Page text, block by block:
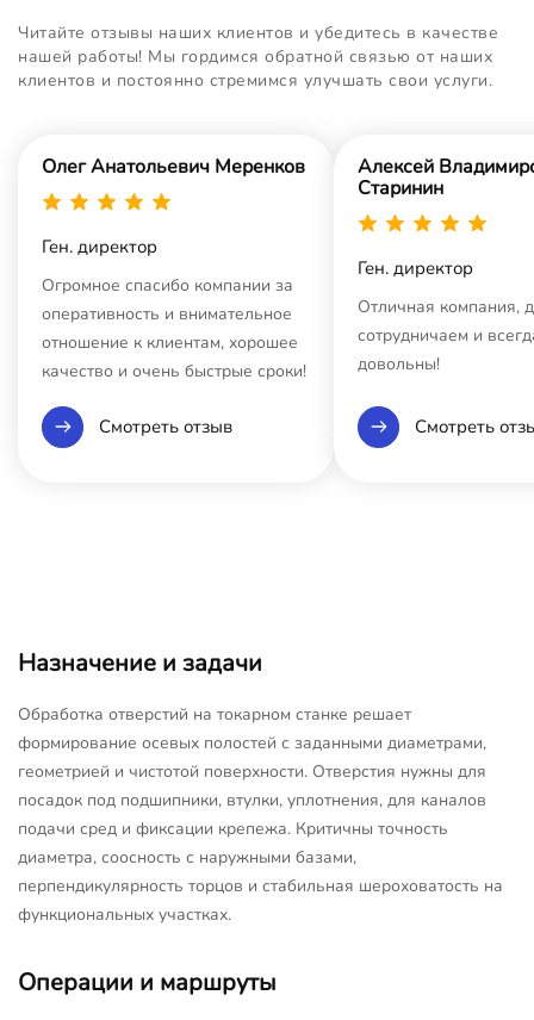
Читайте отзывы наших клиентов и убедитесь в качестве
нашей работы! Мы гордимся обратной связью от наших
клиентов и постоянно стремимся улучшать свои услуги.
Олег Анатольевич Меренков
Ген. директор
Огромное спасибо компании за
оперативность и внимательное
отношение к клиентам, хорошее
качество и очень быстрые сроки!
Смотреть отзыв
Алексей
Старинин
Ген. директор
Отличная компания,
сотрудничаем и
довольны!
Смотреть
Назначение и задачи
Обработка отверстий на токарном станке решает
формирование осевых полостей с заданными диаметрами,
геометрией и чистотой поверхности. Отверстия нужны для
посадок под подшипники, втулки, уплотнения, для каналов
подачи сред и фиксации крепежа. Критичны точность
диаметра, соосность с наружными базами,
перпендикулярность торцов и стабильная шероховатость на
функциональных участках.
Операции и маршруты